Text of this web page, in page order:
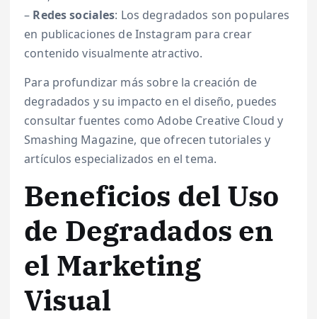
– Redes sociales: Los degradados son populares
en publicaciones de Instagram para crear
contenido visualmente atractivo.
Para profundizar más sobre la creación de
degradados y su impacto en el diseño, puedes
consultar fuentes como Adobe Creative Cloud y
Smashing Magazine, que ofrecen tutoriales y
artículos especializados en el tema.
Beneficios del Uso
de Degradados en
el Marketing
Visual